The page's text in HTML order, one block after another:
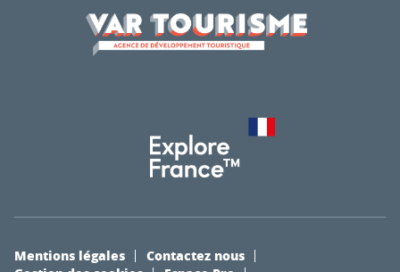
Mentions légales
Contactez nous